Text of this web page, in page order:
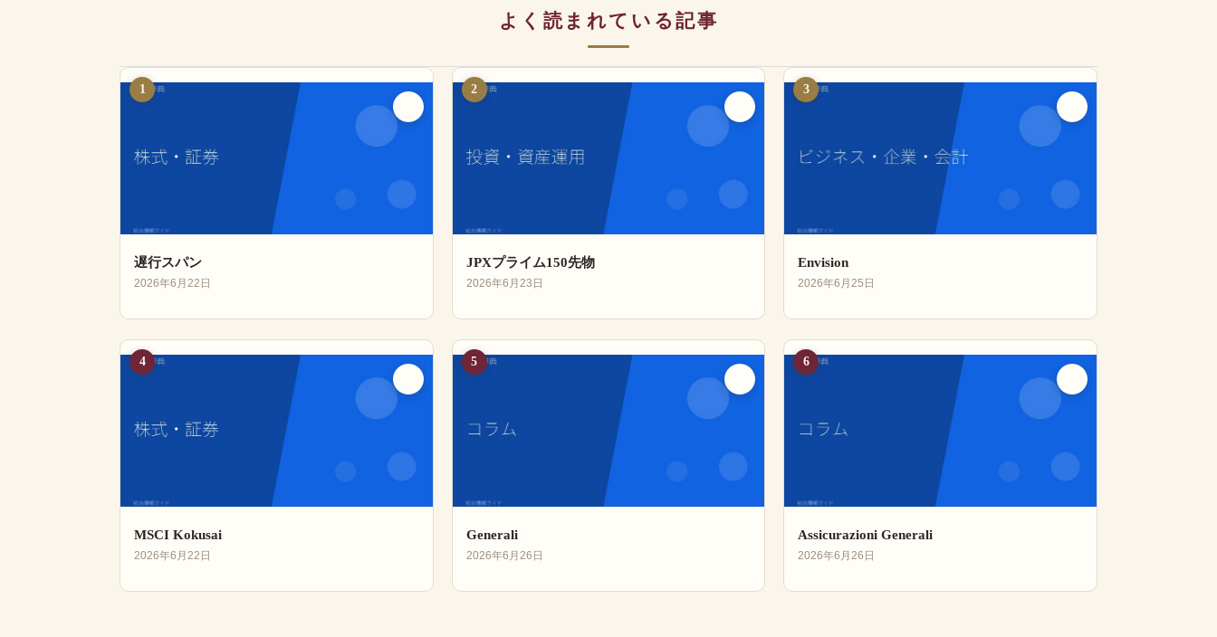
よく読まれている記事
1
遅行スパン
2026年6月22日
2
JPXプライム150先物
2026年6月23日
3
Envision
2026年6月25日
4
MSCI Kokusai
2026年6月22日
5
Generali
2026年6月26日
6
Assicurazioni Generali
2026年6月26日